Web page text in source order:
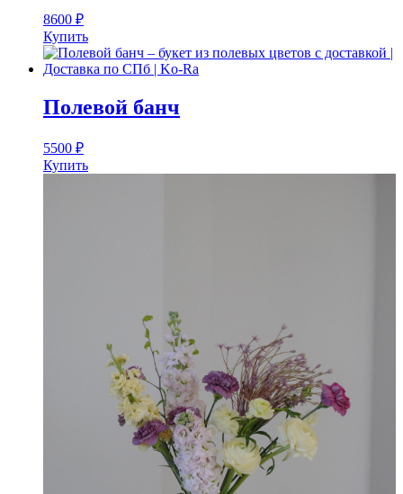
8600 ₽
Купить
Полевой банч
5500 ₽
Купить